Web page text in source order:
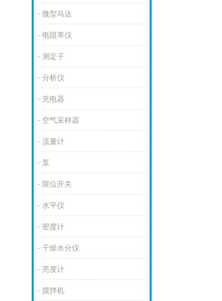
微型马达
电阻率仪
测定子
分析仪
充电器
空气采样器
流量计
泵
限位开关
水平仪
密度计
干燥水分仪
亮度计
搅拌机